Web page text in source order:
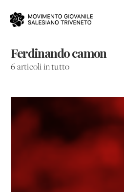
Ferdinando camon
6 articoli in tutto